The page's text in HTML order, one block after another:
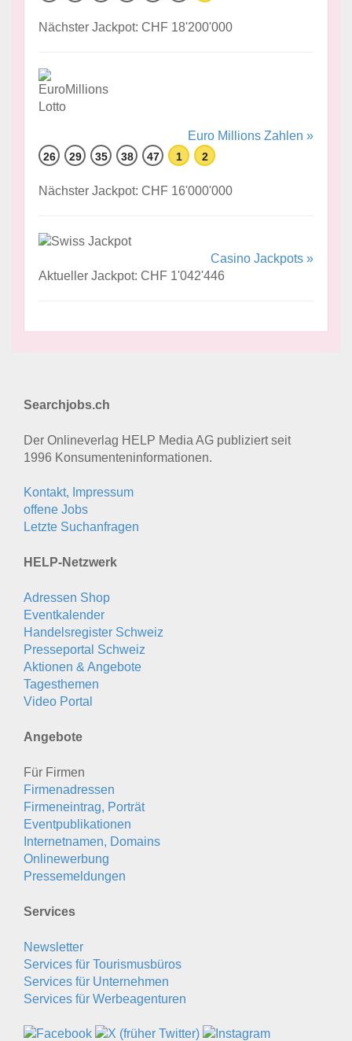
Nächster Jackpot: CHF 18'200'000
Euro Millions Zahlen »
26 29 35 38 47 1 2
Nächster Jackpot: CHF 16'000'000
Casino Jackpots »
Aktueller Jackpot: CHF 1'042'446
Searchjobs.ch
Der Onlineverlag HELP Media AG publiziert seit
1996 Konsumenten­informationen.
Kontakt, Impressum
offene Jobs
Letzte Suchanfragen
HELP-Netzwerk
Adressen Shop
Eventkalender
Handelsregister Schweiz
Presseportal Schweiz
Aktionen & Angebote
Tagesthemen
Video Portal
Angebote
Für Firmen
Firmenadressen
Firmeneintrag, Porträt
Eventpublikationen
Internetnamen, Domains
Onlinewerbung
Pressemeldungen
Services
Newsletter
Services für Tourismusbüros
Services für Unternehmen
Services für Werbeagenturen